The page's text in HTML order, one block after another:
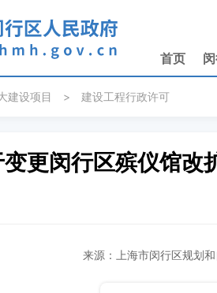
首页
建设项目 > 建设工程行政许可
变更闵行区殡仪馆改
来源：上海市闵行区规划